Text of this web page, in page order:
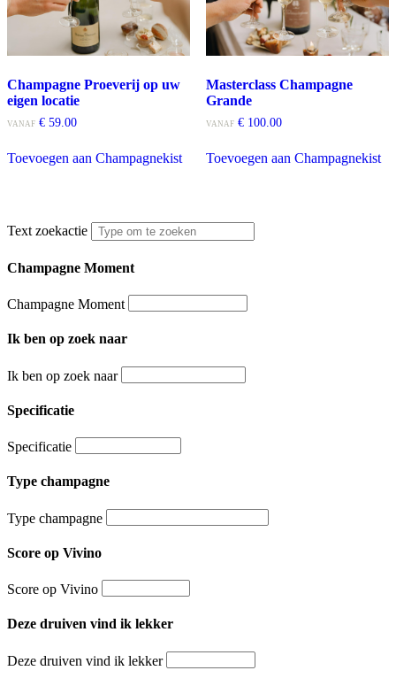
Champagne Proeverij op uw
eigen locatie
VANAF € 59.00
Toevoegen aan Champagnekistproduct
Deze
optie
Masterclass Champagne
Grande
VANAF €100.00
Toevoegen aan Champagnekist
Text zoekactie
Champagne Moment
Champagne Moment
Ik ben op zoek naar
Ik ben op zoek naar
Specificatie
Specificatie
Type champagne
Type champagne
Score op Vivino
Score op Vivino
Deze druiven vind ik lekker
Deze druiven vind ik lekker